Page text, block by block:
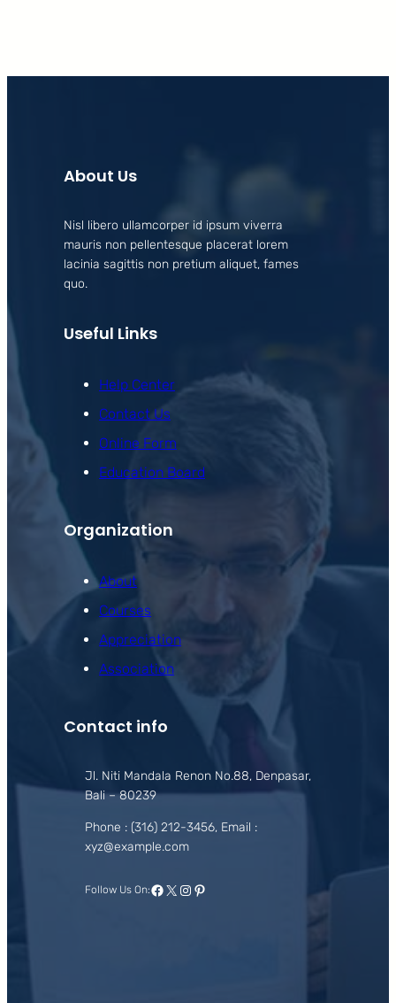
About Us
Nisl libero ullamcorper id ipsum viverra
mauris non pellentesque placerat lorem
lacinia sagittis non pretium aliquet, fames
quo.
Useful Links
Help Center
Contact Us
Online Form
Education Board
Organization
About
Courses
Appreciation
Association
Contact info
Jl. Niti Mandala Renon No.88, Denpasar,
Bali – 80239
Phone : (316) 212-3456, Email :
xyz@example.com
Follow Us On:Facebook
X Instagram
Pinterest